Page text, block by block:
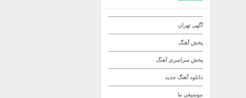
آگهی تهران
پخش آهنگ
پخش سراسری آهنگ
دانلود آهنگ جدید
موسیقی ما